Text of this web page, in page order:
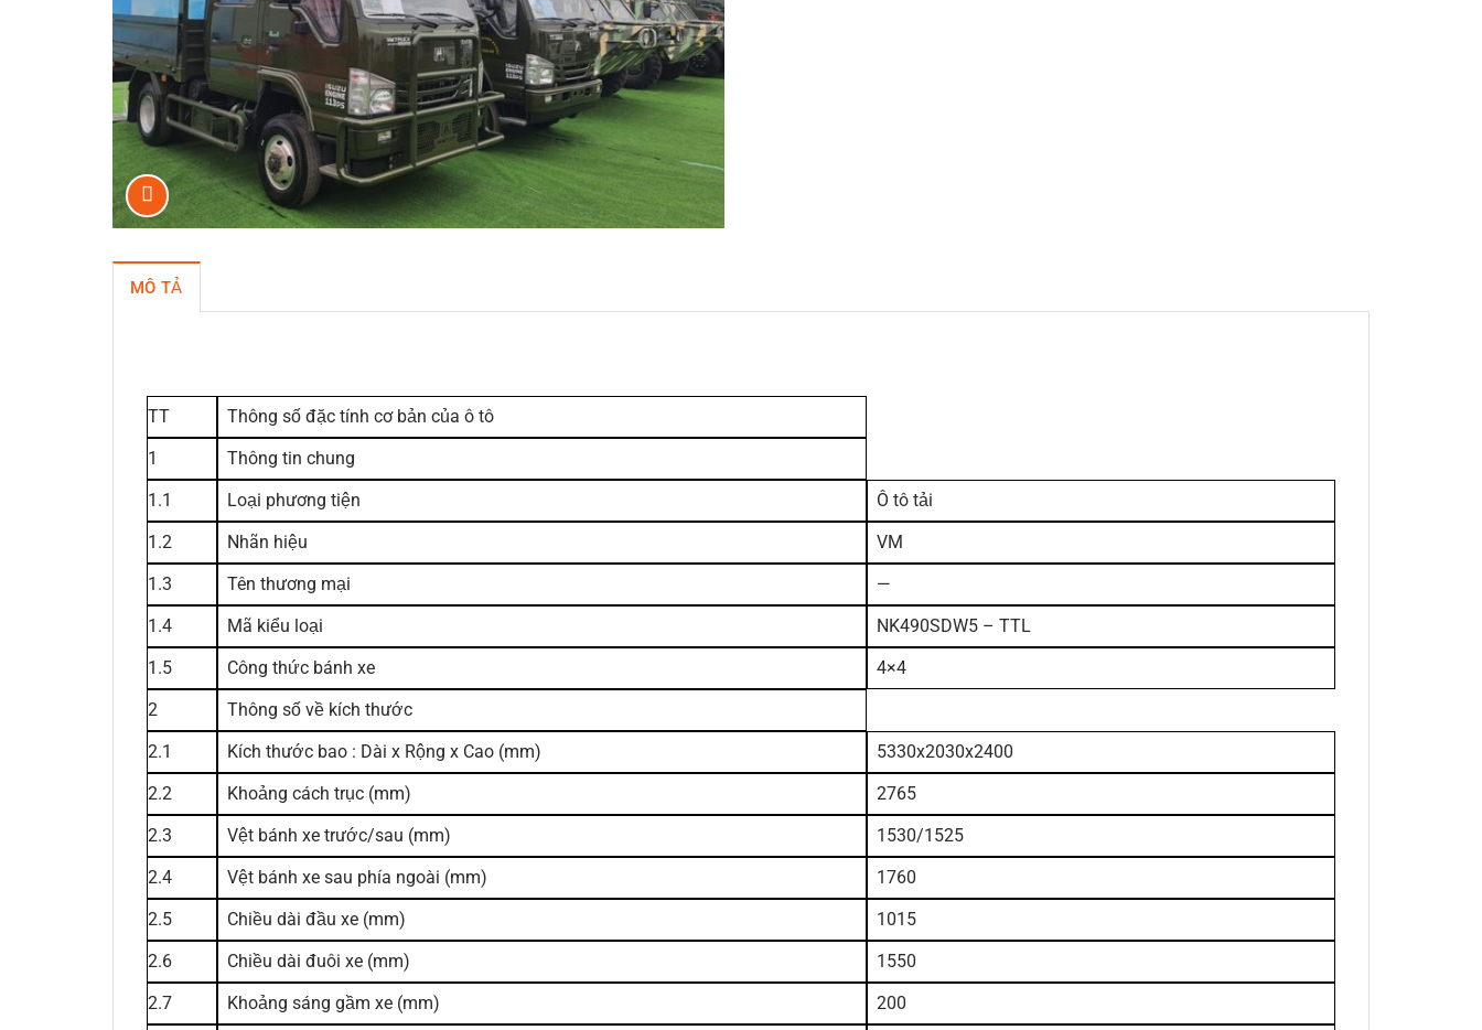
MÔ TẢ
TT
Thông số đặc tính cơ bản của ô tô
1
Thông tin chung
1.1
Loại phương tiện
Ô tô tải
1.2
Nhãn hiệu
VM
1.3
Tên thương mại
—
1.4
Mã kiểu loại
NK490SDW5 – TTL
1.5
Công thức bánh xe
4×4
2
Thông số về kích thước
2.1
Kích thước bao : Dài x Rộng x Cao (mm)
5330x2030x2400
2.2
Khoảng cách trục (mm)
2765
2.3
Vệt bánh xe trước/sau (mm)
1530/1525
2.4
Vệt bánh xe sau phía ngoài (mm)
1760
2.5
Chiều dài đầu xe (mm)
1015
2.6
Chiều dài đuôi xe (mm)
1550
2.7
Khoảng sáng gầm xe (mm)
200